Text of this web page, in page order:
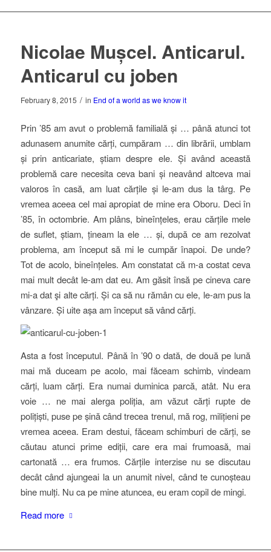
Nicolae Mușcel. Anticarul.
Anticarul cu joben
February 8, 2015 / in End of a world as we know it
Prin ’85 am avut o problemă familială și … până atunci tot
adunasem anumite cărți, cumpăram … din librării, umblam
și prin anticariate, știam despre ele. Și având această
problemă care necesita ceva bani și neavând altceva mai
valoros în casă, am luat cărțile și le-am dus la târg. Pe
vremea aceea cel mai apropiat de mine era Oboru. Deci în
’85, în octombrie. Am plâns, bineînțeles, erau cărțile mele
de suflet, știam, țineam la ele … și, după ce am rezolvat
problema, am început să mi le cumpăr înapoi. De unde?
Tot de acolo, bineînțeles. Am constatat că m-a costat ceva
mai mult decât le-am dat eu. Am găsit însă pe cineva care
mi-a dat şi alte cărți. Și ca să nu rămân cu ele, le-am pus la
vânzare. Și uite așa am început să vând cărți.
Asta a fost începutul. Până în ’90 o dată, de două pe lună
mai mă duceam pe acolo, mai făceam schimb, vindeam
cărți, luam cărți. Era numai duminica parcă, atât. Nu era
voie … ne mai alerga poliția, am văzut cărți rupte de
polițiști, puse pe șină când trecea trenul, mă rog, milițieni pe
vremea aceea. Eram destui, făceam schimburi de cărți, se
căutau atunci prime ediții, care era mai frumoasă, mai
cartonată … era frumos. Cărțile interzise nu se discutau
decât când ajungeai la un anumit nivel, când te cunoșteau
bine mulți. Nu ca pe mine atuncea, eu eram copil de mingi.
Read more